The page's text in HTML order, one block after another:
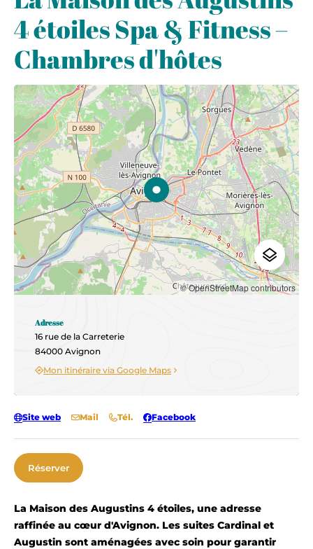
4 étoiles Spa & Fitness –
Chambres d'hôtes
La Maison des Augustins 4 étoiles, une adresse
raffinée au cœur d'Avignon. Les suites Cardinal et
Augustin sont aménagées avec soin pour garantir
© OpenStreetMap contributors
Adresse
16 rue de la Carreterie
84000 Avignon
Mon itinéraire via Google Maps
Site web Mail Tél. Facebook
Réserver